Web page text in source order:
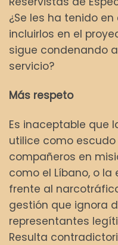
¿Se les ha tenido
incluirlos en el
sigue condenando
servicio?
Más respeto
Es inaceptable que
utilice como
compañeros en
como el Líbano, o
frente al
gestión que ignora
representantes
Resulta